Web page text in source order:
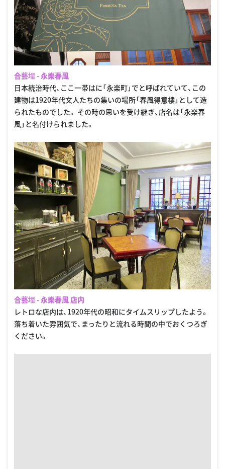
合藝埕 - 永樂春風
日本統治時代、ここ一帯はに「永楽町」でと呼ばれていて、この
建物は1920年代文人たちの集いの場所「春風得意樓」として造
られたものでした。 その時の思いを受け継ぎ、店名は「永楽春
風」と名付けられました。
合藝埕 - 永樂春風 店内
レトロな店内は、1920年代の昭和にタイムスリップしたよう。
落ち着いた雰囲気で、まったりと流れる時間の中でおくつろぎ
ください。